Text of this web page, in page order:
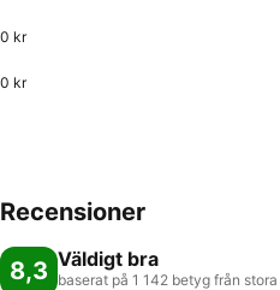
0 kr
0 kr
Recensioner
8,3 Väldigt bra
baserat på 1 142 betyg från stora